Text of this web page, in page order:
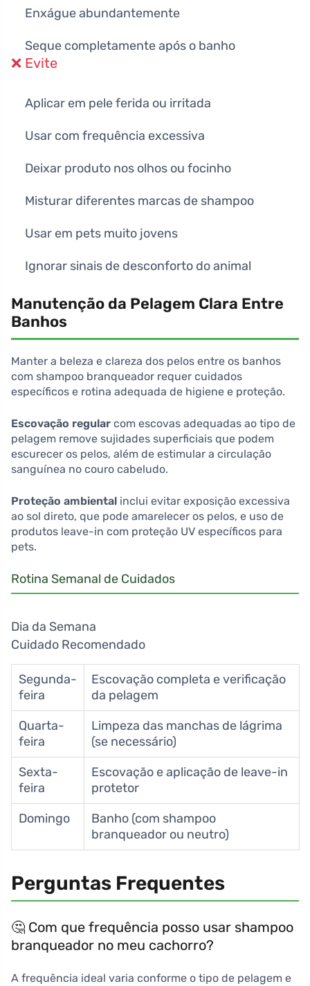
Enxágue abundantemente
Seque completamente após o banho
❌ Evite
Aplicar em pele ferida ou irritada
Usar com frequência excessiva
Deixar produto nos olhos ou focinho
Misturar diferentes marcas de shampoo
Usar em pets muito jovens
Ignorar sinais de desconforto do animal
Manutenção da Pelagem Clara Entre
Banhos
Manter a beleza e clareza dos pelos entre os banhos
com shampoo branqueador requer cuidados
específicos e rotina adequada de higiene e proteção.
Escovação regular com escovas adequadas ao tipo de
pelagem remove sujidades superficiais que podem
escurecer os pelos, além de estimular a circulação
sanguínea no couro cabeludo.
Proteção ambiental inclui evitar exposição excessiva
ao sol direto, que pode amarelecer os pelos, e uso de
produtos leave-in com proteção UV específicos para
pets.
Rotina Semanal de Cuidados
Dia da Semana
Cuidado Recomendado
Segunda-
feira
Escovação completa e verificação
da pelagem
Quarta-
feira
Limpeza das manchas de lágrima
(se necessário)
Sexta-
feira
Escovação e aplicação de leave-in
protetor
Domingo
Banho (com shampoo
branqueador ou neutro)
Perguntas Frequentes
🤔 Com que frequência posso usar shampoo
branqueador no meu cachorro?
A frequência ideal varia conforme o tipo de pelagem e